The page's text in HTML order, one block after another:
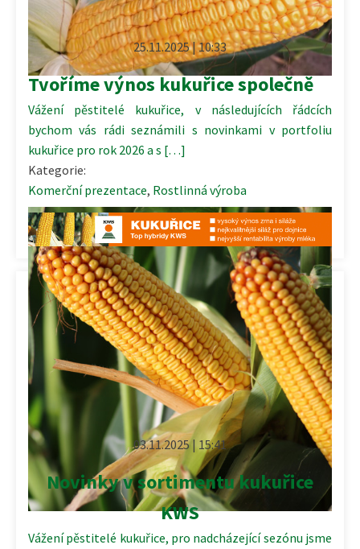
25.11.2025 | 10:33
Tvoříme výnos kukuřice společně
Vážení pěstitelé kukuřice, v následujících řádcích
bychom vás rádi seznámili s novinkami v portfoliu
kukuřice pro rok 2026 a s […]
Kategorie:
Komerční prezentace, Rostlinná výroba
03.11.2025 | 15:41
Novinky v sortimentu kukuřice
KWS
Vážení pěstitelé kukuřice, pro nadcházející sezónu jsme